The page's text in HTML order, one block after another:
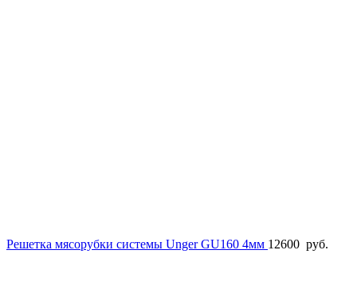
Решетка мясорубки системы Unger GU160 4мм 12600 руб.